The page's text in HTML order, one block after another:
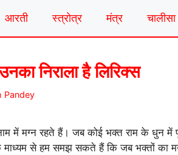
आरती स्त्रोत्र मंत्र चालीसा
निराला है लिरिक्स
Pandey
में मग्न रहते हैं। जब कोई भक्त राम के धुन में
से हम समझ सकते हैं कि जब भक्तों का मन